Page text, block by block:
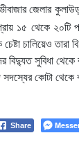
জেলার
১৫ থেকে
চালিয়েও তারা
বিদ্যুত সুবিধা
কোটা থেকে
Share